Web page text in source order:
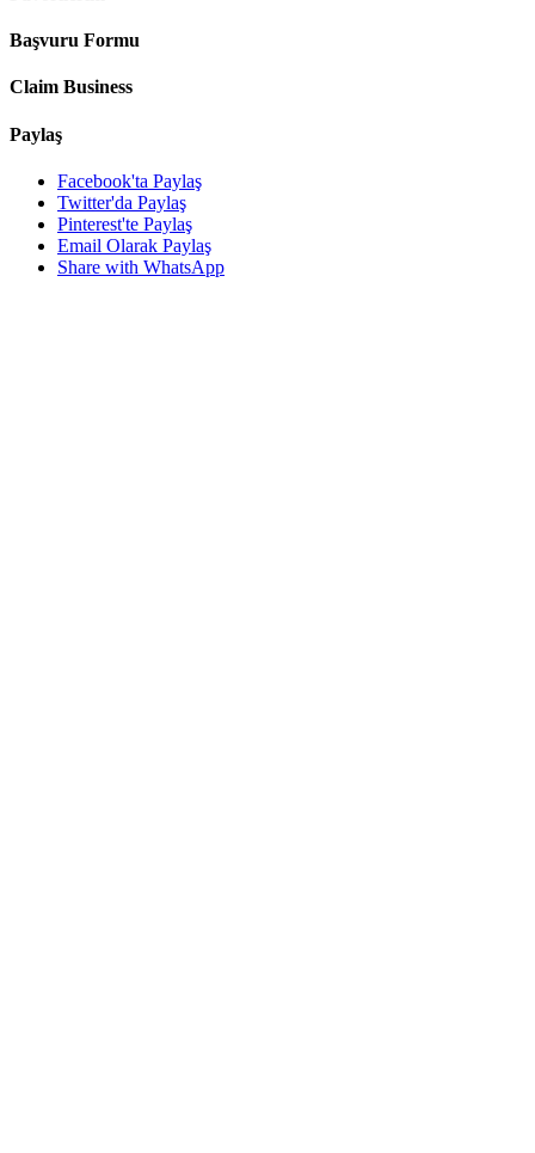
Başvuru Formu
Claim Business
Paylaş
Facebook'ta Paylaş
Twitter'da Paylaş
Pinterest'te Paylaş
Email Olarak Paylaş
Share with WhatsApp